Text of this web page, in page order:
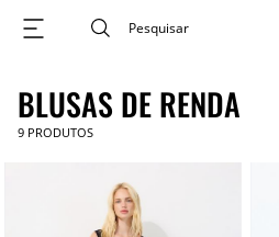
BLUSAS DE RENDA
9 PRODUTOS